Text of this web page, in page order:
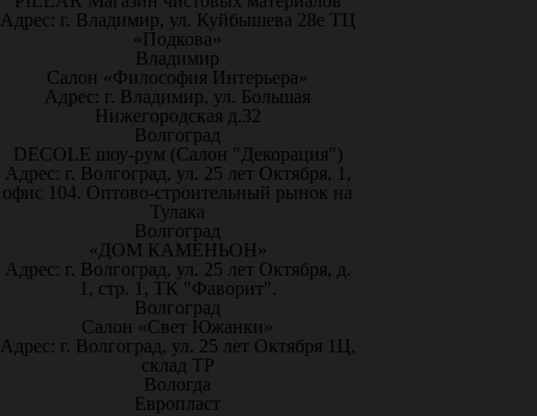
Адрес: г. Владимир, ул. Куйбышева 28е ТЦ
«Подкова»
Владимир
Салон «Философия Интерьера»
Адрес: г. Владимир, ул. Большая
Нижегородская д.32
Волгоград
DECOLE шоу-рум (Салон "Декорация")
Адрес: г. Волгоград, ул. 25 лет Октября, 1,
офис 104. Оптово-строительный рынок на
Тулака
Волгоград
«ДОМ КАМЕНЬОН»
Адрес: г. Волгоград, ул. 25 лет Октября, д.
1, стр. 1, ТК "Фаворит".
Волгоград
Салон «Свет Южанки»
Адрес: г. Волгоград, ул. 25 лет Октября 1Ц,
склад ТР
Вологда
Европласт